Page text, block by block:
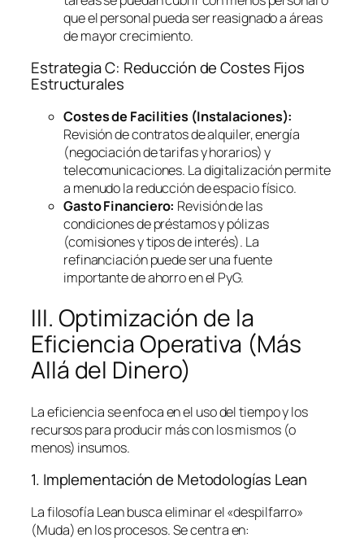
que el personal pueda ser reasignado a áreas
de mayor crecimiento.
Estrategia C: Reducción de Costes Fijos
Estructurales
Costes de Facilities (Instalaciones):
Revisión de contratos de alquiler, energía
(negociación de tarifas y horarios) y
telecomunicaciones. La digitalización permite
a menudo la reducción de espacio físico.
Gasto Financiero: Revisión de las
condiciones de préstamos y pólizas
(comisiones y tipos de interés). La
refinanciación puede ser una fuente
importante de ahorro en el PyG.
III. Optimización de la
Eficiencia Operativa (Más
Allá del Dinero)
La eficiencia se enfoca en el uso del tiempo y los
recursos para producir más con los mismos (o
menos) insumos.
1. Implementación de Metodologías Lean
La filosofía Leanbusca eliminar el «despilfarro»
(Muda) en los procesos. Se centra en: